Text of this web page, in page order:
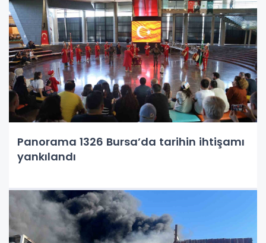
Panorama 1326 Bursa’da tarihin ihtişamı
yankılandı